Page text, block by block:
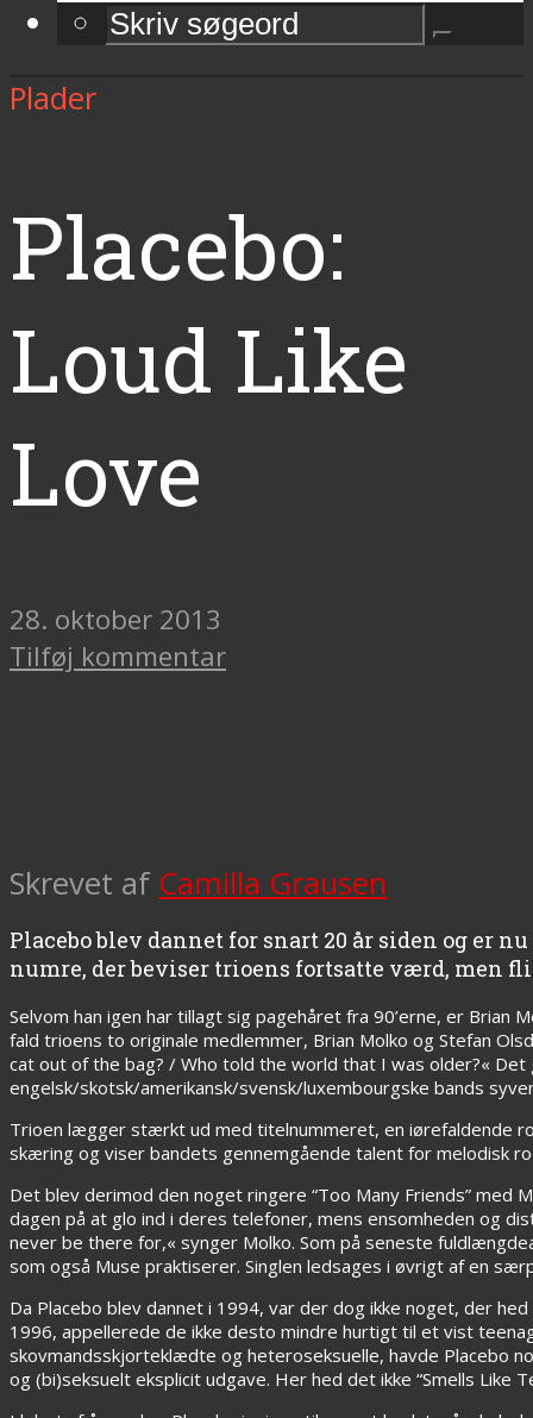
Plader
Placebo:
Loud Like
Love
28. oktober 2013
Tilføj kommentar
Skrevet af Camilla Grausen
Placebo blev dannet for snart 20 år siden og er
numre, der beviser trioens fortsatte værd, men
Selvom han igen har tillagt sig pagehåret fra 90’erne, er Brian
fald trioens to originale medlemmer, Brian Molko og Stefan
cat out of the bag? / Who told the world that I was older?« Det
engelsk/skotsk/amerikansk/svensk/luxembourgske bands
Trioen lægger stærkt ud med titelnummeret, en iørefaldende
skæring og viser bandets gennemgående talent for melodisk
Det blev derimod den noget ringere “Too Many Friends”
dagen på at glo ind i deres telefoner, mens ensomheden og
never be there for,« synger Molko. Som på seneste
som også Muse praktiserer. Singlen ledsages i øvrigt af en
Da Placebo blev dannet i 1994, var der dog ikke noget, der
1996, appellerede de ikke desto mindre hurtigt til et vist
skovmandsskjorteklædte og heteroseksuelle, havde Placebo
og (bi)seksuelt eksplicit udgave. Her hed det ikke “Smells Like